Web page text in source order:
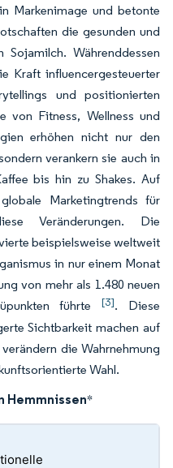
Markenimage und betonte
die gesunden und
Währenddessen
Kraft influencergesteuerter
und positionierten
von Fitness, Wellness und
erhöhen nicht nur den
verankern sie auch in
bis hin zu Shakes. Auf
Marketingtrends für
Veränderungen. Die
beispielsweise weltweit
in nur einem Monat
von mehr als 1.480 neuen
führte[3]. Diese
Sichtbarkeit machen auf
die Wahrnehmung
Wahl.
Hemmnissen*